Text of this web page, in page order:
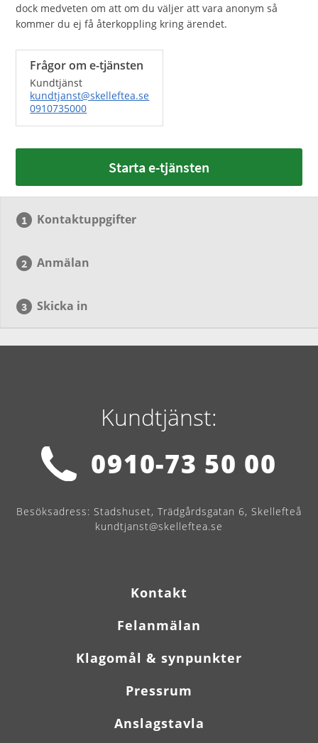
dock medveten om att om du väljer att vara anonym så
kommer du ej få återkoppling kring ärendet.
Frågor om e-tjänsten
Kundtjänst
kundtjanst@skelleftea.se
0910735000
Starta e-tjänsten
Kontaktuppgifter
Anmälan
Skicka in
Kundtjänst:
0910-73 50 00
Besöksadress: Stadshuset, Trädgårdsgatan 6, Skellefteå
kundtjanst@skelleftea.se
Kontakt
Felanmälan
Klagomål & synpunkter
Pressrum
Anslagstavla